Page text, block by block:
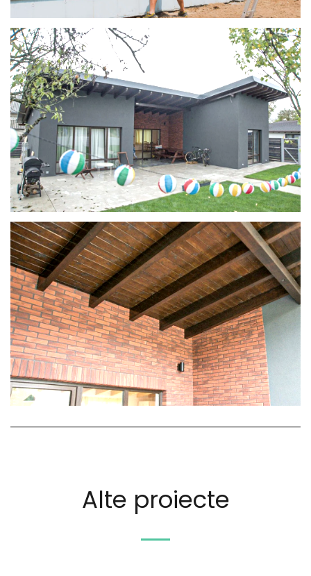
Alte proiecte